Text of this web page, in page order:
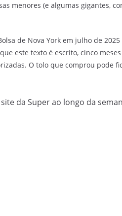
menores (e algumas gigantes,
de Nova York em julho de
este texto é escrito, cinco
O tolo que comprou pode
da Super ao longo da